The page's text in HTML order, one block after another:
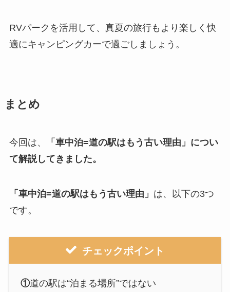
RVパークを活用して、真夏の旅行もより楽しく快
適にキャンピングカーで過ごしましょう。
まとめ
今回は、 「 車中泊=道の駅はもう古い理由」 につい
て解説してきました。
「 車中泊=道の駅はもう古い理由」 は、以下の3つ
です。
チェックポイント
①道の駅は“泊まる場所”ではない